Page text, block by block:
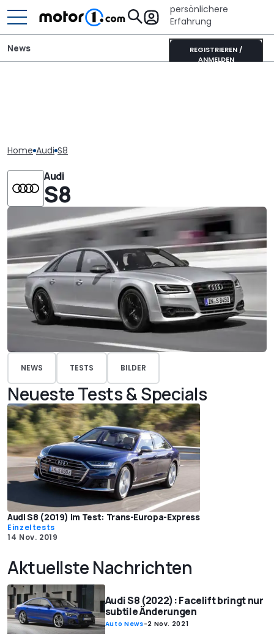
persönlichere
Erfahrung
REGISTRIEREN /
ANMELDEN
News
Home Audi S8
Audi
S8
NEWS TESTS BILDER
Neueste Tests & Specials
Audi S8 (2019) im Test: Trans-Europa-Express
Einzeltests
14 Nov. 2019
Aktuellste Nachrichten
Audi S8 (2022): Facelift bringt nur
subtile Änderungen
Auto News-2 Nov. 2021